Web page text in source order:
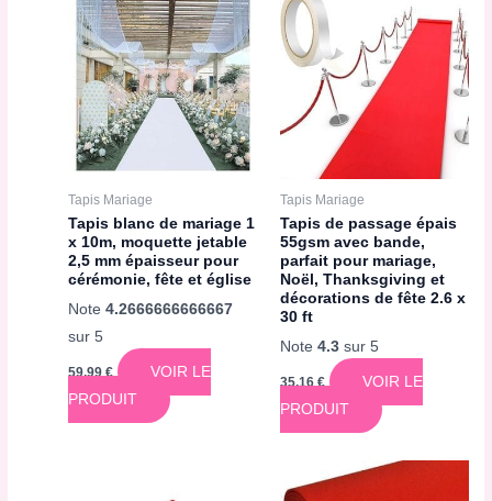
Tapis Mariage
Tapis blanc de mariage 1
x 10m, moquette jetable
2,5 mm épaisseur pour
cérémonie, fête et église
Note4.2666666666667
sur 5
59,99€
VOIR LE
PRODUIT
Tapis Mariage
Tapis de passage épais
55gsm avec bande,
parfait pour mariage,
Noël, Thanksgiving et
décorations de fête 2.6 x
30 ft
Note 4.3sur 5
35,16€
VOIR LE
PRODUIT